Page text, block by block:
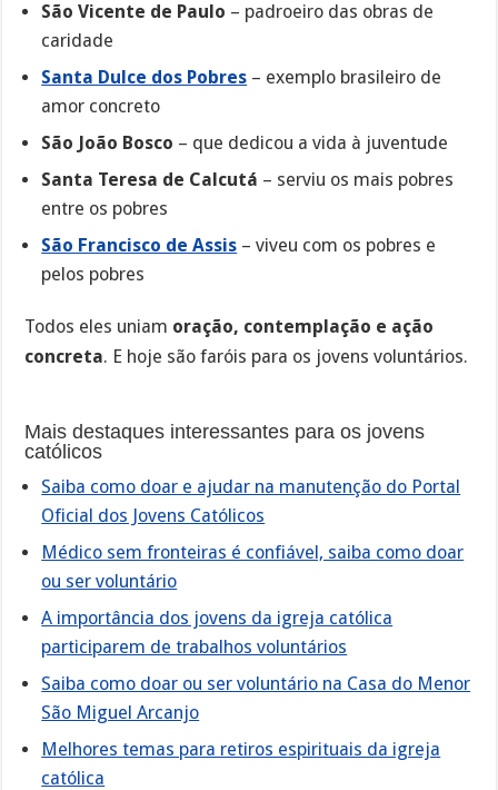
São Vicente de Paulo – padroeiro das obras de
caridade
Santa Dulce dos Pobres – exemplo brasileiro de
amor concreto
São João Bosco – que dedicou a vida à juventude
Santa Teresa de Calcutá – serviu os mais pobres
entre os pobres
São Francisco de Assis – viveu com os pobres e
pelos pobres
Todos eles uniam oração, contemplação e ação
concreta. E hoje são faróis para os jovens voluntários.
Mais destaques interessantes para os jovens
católicos
Saiba como doar e ajudar na manutenção do Portal
Oficial dos Jovens Católicos
Médico sem fronteiras é confiável, saiba como doar
ou ser voluntário
A importância dos jovens da igreja católica
participarem de trabalhos voluntários
Saiba como doar ou ser voluntário na Casa do Menor
São Miguel Arcanjo
Melhores temas para retiros espirituais da igreja
católica